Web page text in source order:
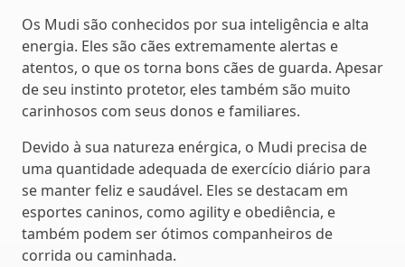
Os Mudi são conhecidos por sua inteligência e alta
energia. Eles são cães extremamente alertas e
atentos, o que os torna bons cães de guarda. Apesar
de seu instinto protetor, eles também são muito
carinhosos com seus donos e familiares.
Devido à sua natureza enérgica, o Mudi precisa de
uma quantidade adequada de exercício diário para
se manter feliz e saudável. Eles se destacam em
esportes caninos, como agility e obediência, e
também podem ser ótimos companheiros de
corrida ou caminhada.